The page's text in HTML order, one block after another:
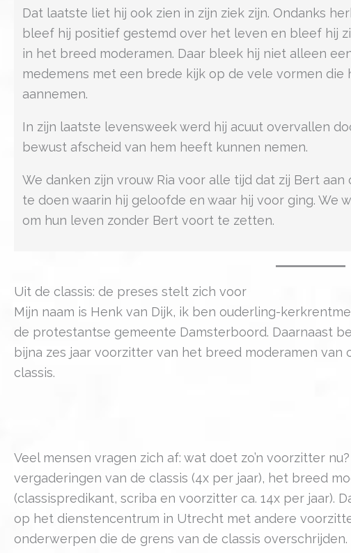
Dat laatste liet hij ook zien in zijn ziek zijn. Ondanks
bleef hij positief gestemd over het leven en bleef hij
in het breed moderamen. Daar bleek hij niet alleen
medemens met een brede kijk op de vele vormen
aannemen.
In zijn laatste levensweek werd hij acuut overvallen
bewust afscheid van hem heeft kunnen nemen.
We danken zijn vrouw Ria voor alle tijd dat zij Bert
te doen waarin hij geloofde en waar hij voor ging. We
om hun leven zonder Bert voort te zetten.
Uit de classis: de preses stelt zich voor
Mijn naam is Henk van Dijk, ik ben ouderling-
de protestantse gemeente Damsterboord. Daarnaast
bijna zes jaar voorzitter van het breed moderamen van
classis.
Veel mensen vragen zich af: wat doet zo’n voorzitter
vergaderingen van de classis (4x per jaar), het breed
(classispredikant, scriba en voorzitter ca. 14x per jaar).
op het dienstencentrum in Utrecht met andere
onderwerpen die de grens van de classis overschrijden.